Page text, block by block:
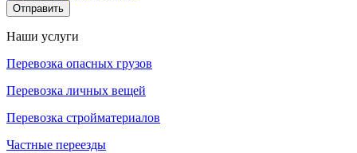
Отправить
Наши услуги
Перевозка опасных грузов
Перевозка личных вещей
Перевозка стройматериалов
Частные переезды